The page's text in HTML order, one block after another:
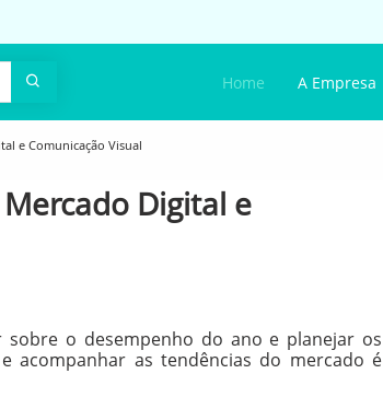
Home A Empresa
e Comunicação Visual
Digital e
o desempenho do ano e planejar os
acompanhar as tendências do mercado é